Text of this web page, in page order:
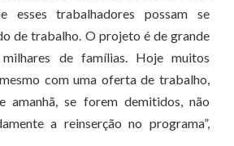
esses trabalhadores possam se
de trabalho. O projeto é de grande
de famílias. Hoje muitos
com uma oferta de trabalho,
amanhã, se forem demitidos, não
a reinserção no programa”,